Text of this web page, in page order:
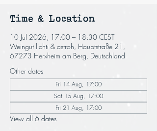
Time & Location
10 Jul 2026, 17:00 – 18:30 CEST
Weingut lichti & astroh, Hauptstraße 21,
67273 Herxheim am Berg, Deutschland
Other dates
Fri 14 Aug, 17:00
Sat 15 Aug, 17:00
Fri 21 Aug, 17:00
View all 6 dates